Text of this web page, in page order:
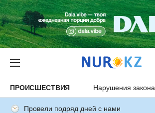
ПРОИСШЕСТВИЯ Нарушения закона
Провели подряд дней с нами